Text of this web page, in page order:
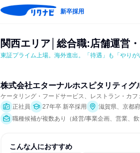
新卒採用
関西エリア│総合職:店舗運営
東証プライム上場。海外進出。「待遇」も「やりが
株式会社エターナルホスピタリティグ
ケータリング・フードサービス、レストラン・カ
正社員
27年卒 新卒採用
滋賀県、京都
職種候補が複数あり（経営/事業企画、営業、
こんな人におすすめ